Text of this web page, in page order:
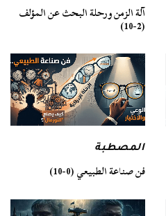
آلة الزمن ورحلة البحث عن المؤلف
(2-10)
المصطبة
فن صناعة الطبيعي (0-10)